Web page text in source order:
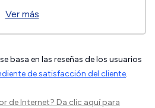
Ver más
basa en las reseñas de los usuarios
de satisfacción del cliente.
de Internet? Da clic aquípara